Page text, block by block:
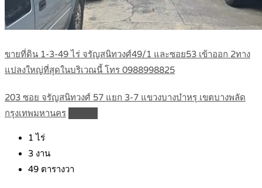
ขายที่ดิน 1-3-49 ไร่ จรัญสนิทวงศ์49/1 และซอย53 เข้าออก 2ทาง
แปลงใหญ่ที่สุดในบริเวณนี้ โทร 0988998825
203 ซอย จรัญสนิทวงศ์ 57 แยก 3-7 แขวงบางบำหรุ เขตบางพลัด
กรุงเทพมหานคร
1 ไร่
3 งาน
49 ตารางวา